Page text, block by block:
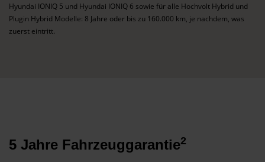
Hyundai IONIQ 5 und Hyundai IONIQ 6 sowie für alle Hochvolt Hybrid und
Plugin Hybrid Modelle: 8 Jahre oder bis zu 160.000 km, je nachdem, was
zuerst eintritt.
5 Jahre Fahrzeuggarantie2